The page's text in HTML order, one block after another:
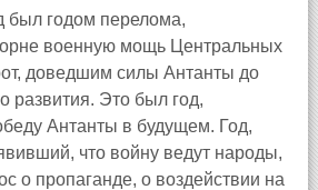
был годом перелома,
военную мощь Центральных
доведшим силы Антанты до
развития. Это был год,
Антанты в будущем. Год,
что войну ведут народы,
о пропаганде, о воздействии на